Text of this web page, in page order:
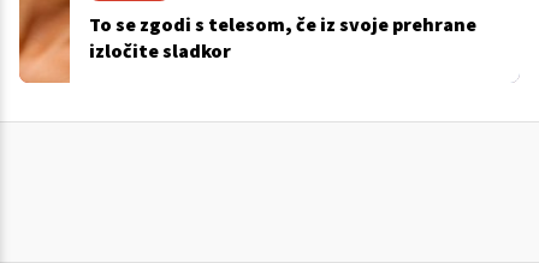
To se zgodi s telesom, če iz svoje prehrane
izločite sladkor